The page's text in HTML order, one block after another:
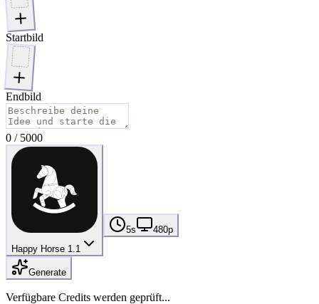
Startbild
Endbild
0 / 5000
Happy Horse 1.1
5s 480p
Generate
Verfügbare Credits werden geprüft...